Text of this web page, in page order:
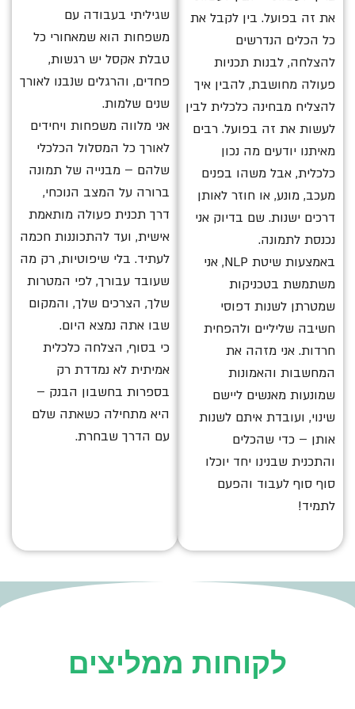
את זה בפועל. בין לקבל את
כל הכלים הנדרשים
להצלחה, לבנות תכניות
פעולה מחושבת, להבין איך
להצליח מבחינה כלכלית לבין
לעשות את זה בפועל. רבים
מאיתנו יודעים מה נכון
כלכלית, אבל משהו בפנים
מעכב, מונע, או חוזר לאותן
דרכים ישנות. שם בדיוק אני
נכנסת לתמונה.
באמצעות שיטת NLP, אני
משתמשת בטכניקות
שמטרתן לשנות דפוסי
חשיבה שליליים ולהפחית
חרדות. אני מזהה את
המחשבות והאמונות
שמונעות מאנשים ליישם
שינוי, ועובדת איתם לשנות
אותן – כדי שהכלים
והתכנית שבנינו יחד יוכלו
סוף סוף לעבוד והפעם
לתמיד!
שגיליתי בעבודה עם
משפחות הוא שמאחורי כל
טבלת אקסל יש רגשות,
פחדים, והרגלים שנבנו לאורך
שנים שלמות.
אני מלווה משפחות ויחידים
לאורך כל המסלול הכלכלי
שלהם – מבנייה של תמונה
ברורה על המצב הנוכחי,
דרך תכנית פעולה מותאמת
אישית, ועד להתכוננות חכמה
לעתיד. בלי שיפוטיות, רק מה
שעובד עבורך, לפי המטרות
שלך, הצרכים שלך, והמקום
שבו אתה נמצא היום.
כי בסוף, הצלחה כלכלית
אמיתית לא נמדדת רק
בספרות בחשבון הבנק –
היא מתחילה כשאתה שלם
עם הדרך שבחרת.
לקוחות ממליצים